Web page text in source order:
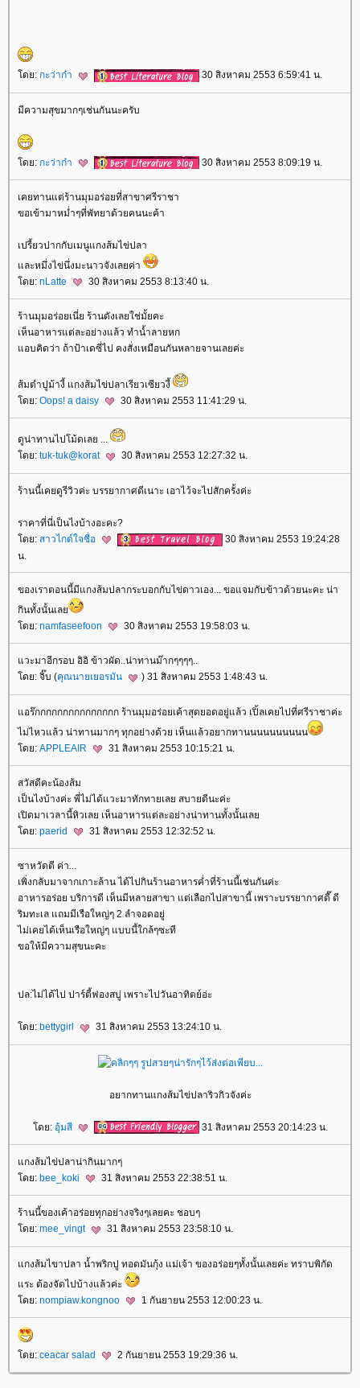
ดย: กะว่าก๋า 30 สิงหาคม 2553 6:59:41 น.
มีความสุขมากๆเช่นกันนะครับ
ดย: กะว่าก๋า 30 สิงหาคม 2553 8:09:19 น.
เคยทานแต่ร้านมุมอร่อยที่สาขาศรีราชา
ขอเข้ามาหม่ำๆที่พัทยาด้วยคนนะค้า
เปรี้ยวปากกับเมนูแกงส้มไข่ปลา
ละหมึ่งไข่นึ่งมะนาวจังเลยค่า
ดย: nLatte 30 สิงหาคม 2553 8:13:40 น.
ร้านมุมอร่อยเนี่ย ร้านดังเลยใช่มั้ยคะ
เห็นอาหารแต่ละอย่างแล้ว ทำน้ำลายหก
อบคิดว่า ถ้าป้าเดซี่ไป คงสั่งเหมือนกันหลายจานเลยค่ะ
ส้มตำปูม้างี้ แกงส้มไข่ปลาเรียวเซียวงี้
ดย: Oops! a daisy 30 สิงหาคม 2553 11:41:29 น.
ดูน่าทานไปโม้ดเลย ...
ดย: tuk-tuk@korat 30 สิงหาคม 2553 12:27:32 น.
ร้านนี้เคยดูรีวิวค่ะ บรรยากาศดีเนาะ เอาไว้จะไปสักครั้งค่ะ
ราคาที่นี่เป็นไงบ้างอะคะ?
ดย: สาวไกด์ใจซื่อ
30 สิงหาคม 2553 19:24:28
น.
ของเราตอนนี้มีแกงส้มปลากระบอกกับไข่ดาวเอง... ขอแจมกับข้าวด้วยนะคะ น่า
กินทั้งนั้นเล
ดย: namfaseefoon 30 สิงหาคม 2553 19:58:03 น.
วะมาอีกรอบ อิอิ ข้าวผัด..น่าทานม๊ากๆๆๆๆ..
ดย: จิ๊บ (คุณนายเยอรมัน ) 31 สิงหาคม 2553 1:48:43 น.
อร๊กกกกกกกกกกกกกกก ร้านมุมอร่อยเค้าสุดยอดอยู่แล้ว เปิ้ลเคยไปที่ศรีราชาค่ะ
ไม่ไหวแล้ว น่าทานมากๆ ทุกอย่างด้วย เห็นแล้วอยากทานนนนนนนนนน
ดย: APPLEAIR 31 สิงหาคม 2553 10:15:21 น.
สวัสดีคะน้องส้ม
เป็นไงบ้างค่ะ พี่ไม่ได้แวะมาทักทายเลย สบายดีนะค่ะ
เปิดมาเวลานี้หิวเลย เห็นอาหารแต่ละอย่างน่าทานทั้งนั้นเล
ดย: paerid 31 สิงหาคม 2553 12:32:52 น.
ซาหวัดดี ค่า...
เพิ่งกลับมาจากเกาะล้าน ได้ไปกินร้านอาหารค่ำที่ร้านนี้เช่นกันค่ะ
อาหารอร่อย บริการดี เห็นมีหลายสาขา แต่เลือกไปสาขานี้ เพราะบรรยากาศดี๊ ดี
ริมทะเล แถมมีเรือใหญ่ๆ 2 ลำจอดอยู่
ไม่เคยได้เห็นเรือใหญ่ๆ แบบนี้ใกล้ๆซะที
ขอให้มีความสุขนะคะ
ปล:ไม่ได้ไป ปาร์ตี้ฟองสบู่ เพราะไปวันอาทิตย์อ่ะ
ดย: bettygirl 31 สิงหาคม 2553 13:24:10 น.
อยากทานแกงส้มไข่ปลาริวกิวจังค่ะ
ดย: อุ้มสี 31 สิงหาคม 2553 20:14:23 น.
กงส้มไข่ปลาน่ากินมากๆ
ดย: bee_koki 31 สิงหาคม 2553 22:38:51 น.
ร้านนี้ของเค้าอร่อยทุกอย่างจริงๆเลยคะ ชอบๆ
ดย: mee_vingt 31 สิงหาคม 2553 23:58:10 น.
กงส้มไขาปลา น้ำพริกปู ทอดมันกุ้ง แม่เจ้า ของอร่อยๆทั้งนั้นเลยค่ะ ทราบพิกัด
ระ ต้องจัดไปบ้างแล้วค่ะ
ดย: nompiaw.kongnoo 1 กันยายน 2553 12:00:23 น.
ดย: ceacar salad 2 กันยายน 2553 19:29:36 น.